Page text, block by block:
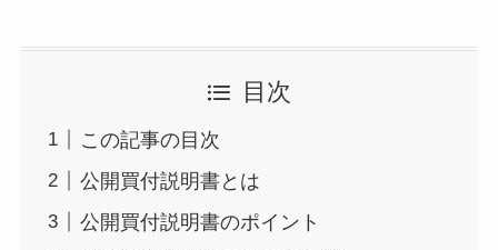
目次
この記事の目次
公開買付説明書とは
公開買付説明書のポイント